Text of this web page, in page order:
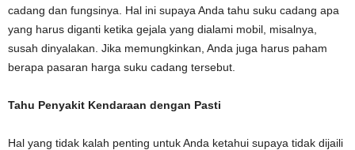
cadang dan fungsinya. Hal ini supaya Anda tahu suku cadang apa
yang harus diganti ketika gejala yang dialami mobil, misalnya,
susah dinyalakan. Jika memungkinkan, Anda juga harus paham
berapa pasaran harga suku cadang tersebut.
Tahu Penyakit Kendaraan dengan Pasti
Hal yang tidak kalah penting untuk Anda ketahui supaya tidak dijaili